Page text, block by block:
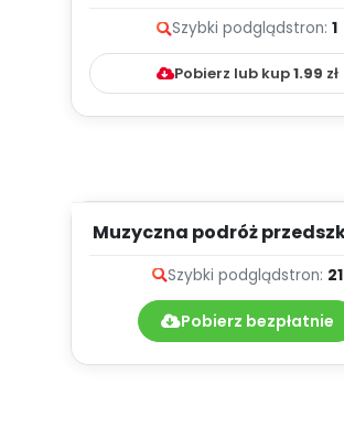
Szybki podglądstron: 1
Pobierz lub kup1.99 zł
Muzyczna podróż
Szybki podglądstron: 21
Pobierz bezpłatnie